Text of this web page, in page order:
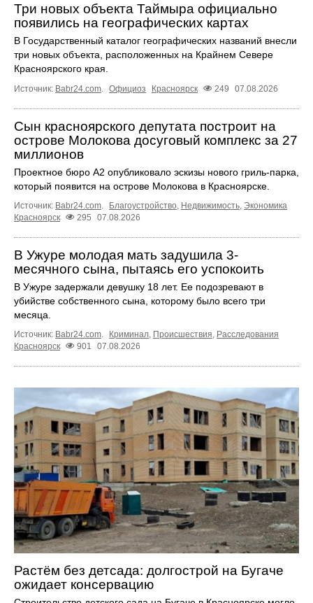
Три новых объекта Таймыра официально
появились на географических картах
В Государственный каталог географических названий внесли
три новых объекта, расположенных на Крайнем Севере
Красноярского края.
Источник: Babr24.com. Официоз Красноярск 249 07.08.2026
Сын красноярского депутата построит на
острове Молокова досуговый комплекс за 27
миллионов
Проектное бюро А2 опубликовало эскизы нового гриль-парка,
который появится на острове Молокова в Красноярске.
Источник: Babr24.com. Благоустройство, Недвижимость, Экономика
Красноярск
295 07.08.2026
В Ужуре молодая мать задушила 3-
месячного сына, пытаясь его успокоить
В Ужуре задержали девушку 18 лет. Ее подозревают в
убийстве собственного сына, которому было всего три
месяца.
Источник: Babr24.com. Криминал, Происшествия, Расследования
Красноярск
901 07.08.2026
Растём без детсада: долгострой на Бугаче
ожидает консервацию